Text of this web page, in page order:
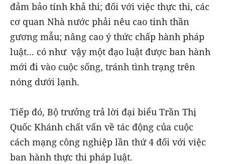
đảm bảo tính khả thi; đối với việc thực thi, các
cơ quan Nhà nước phải nêu cao tinh thần
gương mẫu; nâng cao ý thức chấp hành pháp
luật... có như vậy một đạo luật được ban hành
mới đi vào cuộc sống, tránh tình trạng trên
nóng dưới lạnh.
Tiếp đó, Bộ trưởng trả lời đại biểu Trần Thị
Quốc Khánh chất vấn về tác động của cuộc
cách mạng công nghiệp lần thứ 4 đối với việc
ban hành thực thi pháp luật.